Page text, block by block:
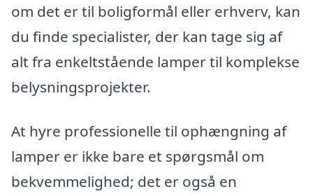
om det er til boligformål eller erhverv, kan
du finde specialister, der kan tage sig af
alt fra enkeltstående lamper til komplekse
belysningsprojekter.
At hyre professionelle til ophængning af
lamper er ikke bare et spørgsmål om
bekvemmelighed; det er også en